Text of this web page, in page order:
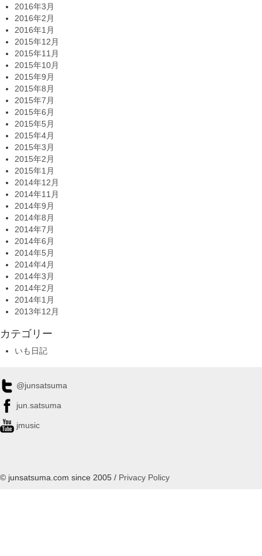
2016年3月
2016年2月
2016年1月
2015年12月
2015年11月
2015年10月
2015年9月
2015年8月
2015年7月
2015年6月
2015年5月
2015年4月
2015年3月
2015年2月
2015年1月
2014年12月
2014年11月
2014年9月
2014年8月
2014年7月
2014年6月
2014年5月
2014年4月
2014年3月
2014年2月
2014年1月
2013年12月
カテゴリー
いも日記
@junsatsuma
jun.satsuma
jmusic
© junsatsuma.com since 2005 / Privacy Policy